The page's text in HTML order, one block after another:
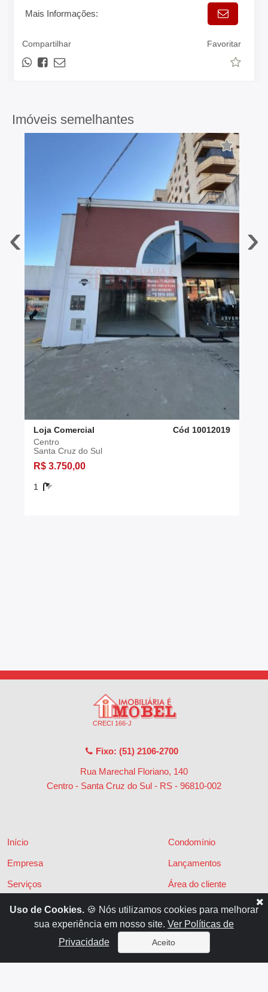
Mais Informações:
Compartilhar Favoritar
Imóveis semelhantes
‹
Loja Comercial
Cód 10012019
Centro
Santa Cruz do Sul
R$ 3.750,00
1
›
CRECI 166-J
Fixo: (51) 2106-2700
Rua Marechal Floriano, 140
Centro - Santa Cruz do Sul - RS - 96810-002
Início
Empresa
Serviços
Financiamentos
Locações
Condomínio
Lançamentos
Área do cliente
Políticas de privacidade
Contato
Uso de Cookies. 🍪 Nós utilizamos cookies para melhorar
sua experiência em nosso site. Ver Políticas de
Privacidade
Aceito